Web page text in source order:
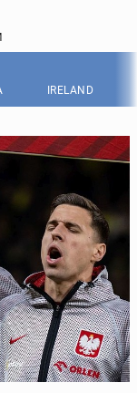
IRELAND